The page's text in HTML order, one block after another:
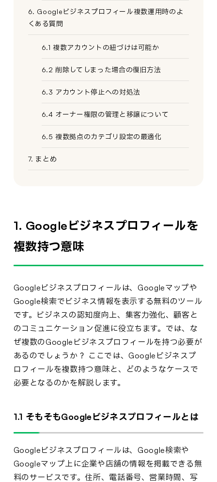
6. Googleビジネスプロフィール複数運用時のよ
くある質問
6.1 複数アカウントの紐づけは可能か
6.2 削除してしまった場合の復旧方法
6.3 アカウント停止への対処法
6.4 オーナー権限の管理と移譲について
6.5 複数拠点のカテゴリ設定の最適化
7. まとめ
1. Googleビジネスプロフィールを
複数持つ意味
Googleビジネスプロフィールは、Googleマップや
Google検索でビジネス情報を表示する無料のツール
です。ビジネスの認知度向上、集客力強化、顧客と
のコミュニケーション促進に役立ちます。では、な
ぜ複数のGoogleビジネスプロフィールを持つ必要が
あるのでしょうか？ ここでは、Googleビジネスプ
ロフィールを複数持つ意味と、どのようなケースで
必要となるのかを解説します。
1.1 そもそもGoogleビジネスプロフィールとは
Googleビジネスプロフィールは、Google検索や
Googleマップ上に企業や店舗の情報を掲載できる無
料のサービスです。住所、電話番号、営業時間、写